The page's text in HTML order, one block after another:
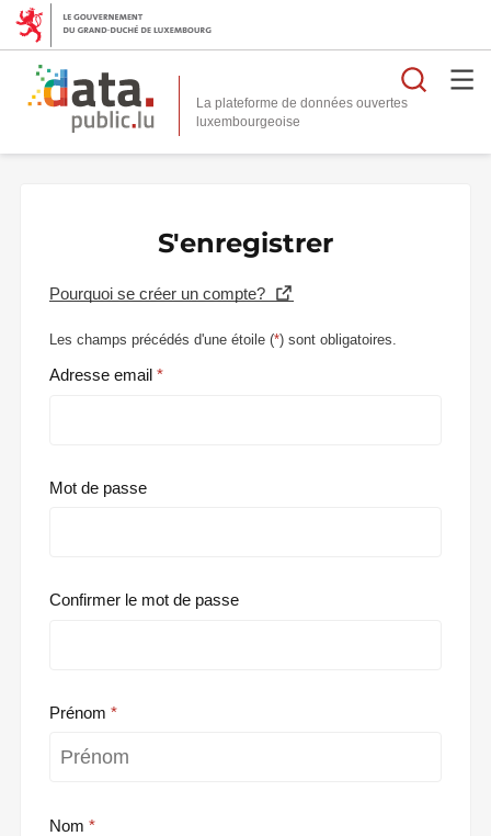
La plateforme de données ouvertes
S'enregistrer
Pourquoi se créer un compte?
Les champs précédés d'une étoile (*) sont obligatoires.
Adresse email
Mot de passe
Confirmer le mot de passe
Prénom
Nom